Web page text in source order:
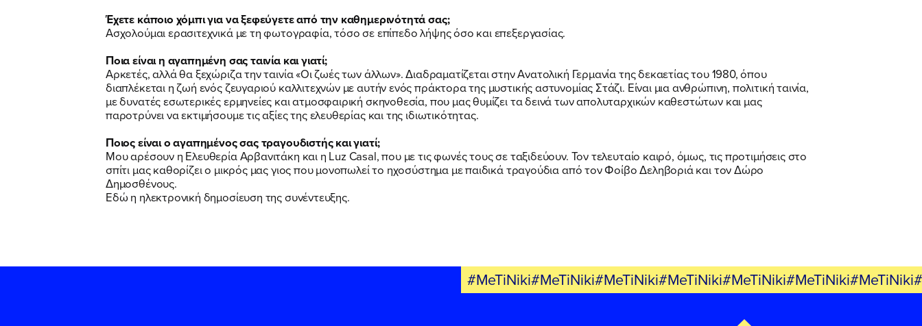
Έχετε κάποιο χόμπι για να ξεφεύγετε από την καθημερινότητά σας;
Ασχολούμαι ερασιτεχνικά με τη φωτογραφία, τόσο σε επίπεδο λήψης όσο και επεξεργασίας.
Ποια είναι η αγαπημένη σας ταινία και γιατί;
Αρκετές, αλλά θα ξεχώριζα την ταινία «Οι ζωές των άλλων». Διαδραματίζεται στην Ανατολική Γερμανία της δεκαετίας του 1980, όπου
διαπλέκεται η ζωή ενός ζευγαριού καλλιτεχνών με αυτήν ενός πράκτορα της μυστικής αστυνομίας Στάζι. Είναι μια ανθρώπινη, πολιτική ταινία,
με δυνατές εσωτερικές ερμηνείες και ατμοσφαιρική σκηνοθεσία, που μας θυμίζει τα δεινά των απολυταρχικών καθεστώτων και μας
παροτρύνει να εκτιμήσουμε τις αξίες της ελευθερίας και της ιδιωτικότητας.
Ποιος είναι ο αγαπημένος σας τραγουδιστής και γιατί;
Μου αρέσουν η Ελευθερία Αρβανιτάκη και η Luz Casal, που με τις φωνές τους σε ταξιδεύουν. Τον τελευταίο καιρό, όμως, τις προτιμήσεις στο
σπίτι μας καθορίζει ο μικρός μας γιος που μονοπωλεί το ηχοσύστημα με παιδικά τραγούδια από τον Φοίβο Δεληβοριά και τον Δώρο
Δημοσθένους.
Εδώ η ηλεκτρονική δημοσίευση της συνέντευξης.